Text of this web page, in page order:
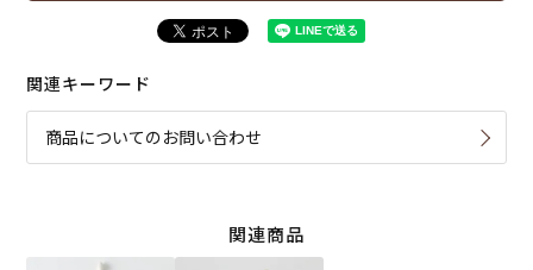
関連キーワード
商品についてのお問い合わせ
関連商品